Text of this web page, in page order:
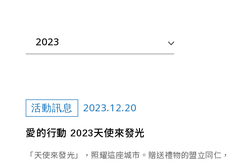
2023
活動訊息 2023.12.20
愛的行動 2023天使來發光
「天使來發光」，照耀這座城市。贈送禮物的盟立同仁